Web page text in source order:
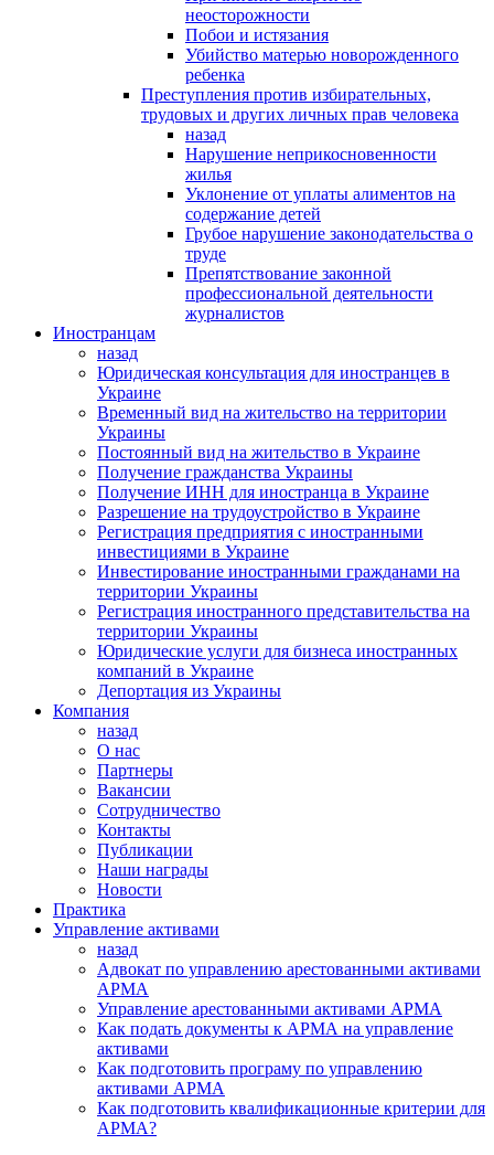
неосторожности
Побои и истязания
Убийство матерью новорожденного
ребенка
Преступления против избирательных,
трудовых и других личных прав человека
назад
Нарушение неприкосновенности
жилья
Уклонение от уплаты алиментов на
содержание детей
Грубое нарушение законодательства о
труде
Препятствование законной
профессиональной деятельности
журналистов
Иностранцам
назад
Юридическая консультация для иностранцев в
Украине
Временный вид на жительство на территории
Украины
Постоянный вид на жительство в Украине
Получение гражданства Украины
Получение ИНН для иностранца в Украине
Разрешение на трудоустройство в Украине
Регистрация предприятия с иностранными
инвестициями в Украине
Инвестирование иностранными гражданами на
территории Украины
Регистрация иностранного представительства на
территории Украины
Юридические услуги для бизнеса иностранных
компаний в Украине
Депортация из Украины
Компания
назад
О нас
Партнеры
Вакансии
Сотрудничество
Контакты
Публикации
Наши награды
Новости
Практика
Управление активами
назад
Адвокат по управлению арестованными активами
АРМА
Управление арестованными активами АРМА
Как подать документы к АРМА на управление
активами
Как подготовить програму по управлению
активами АРМА
Как подготовить квалификационные критерии для
АРМА?